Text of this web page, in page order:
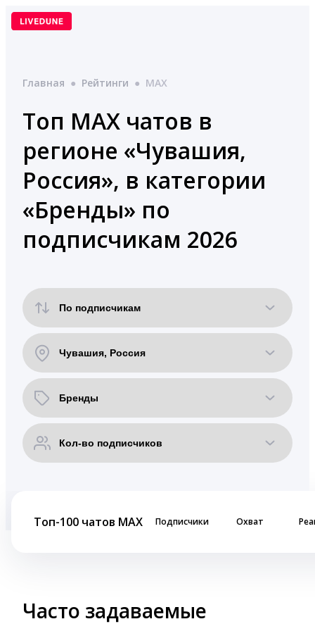
Перейти
Главная ● Рейтинги ● MAX
Топ MAX чатов в
регионе «Чувашия,
Россия», в категории
«Бренды» по
подписчикам 2026
Топ-100 чатов MAX Подписчики Охват
Часто задаваемые